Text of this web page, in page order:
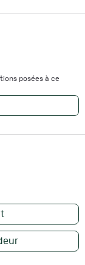
posées à ce